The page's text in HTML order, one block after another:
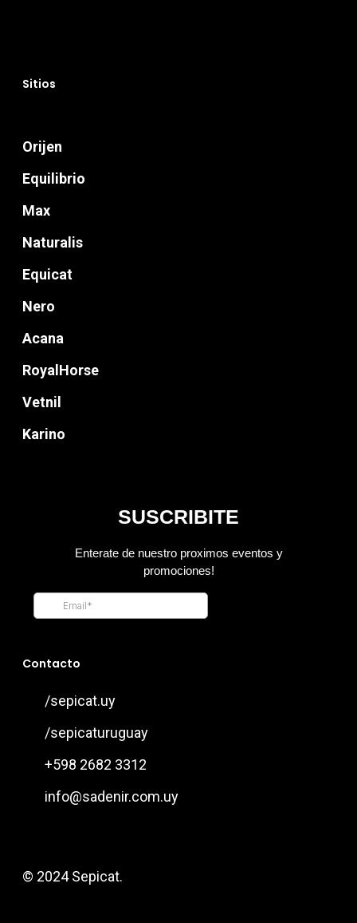
Sitios
Orijen
Equilibrio
Max
Naturalis
Equicat
Nero
Acana
RoyalHorse
Vetnil
Karino
Contacto
/sepicat.uy
/sepicaturuguay
+598 2682 3312
info@sadenir.com.uy
© 2024 Sepicat.